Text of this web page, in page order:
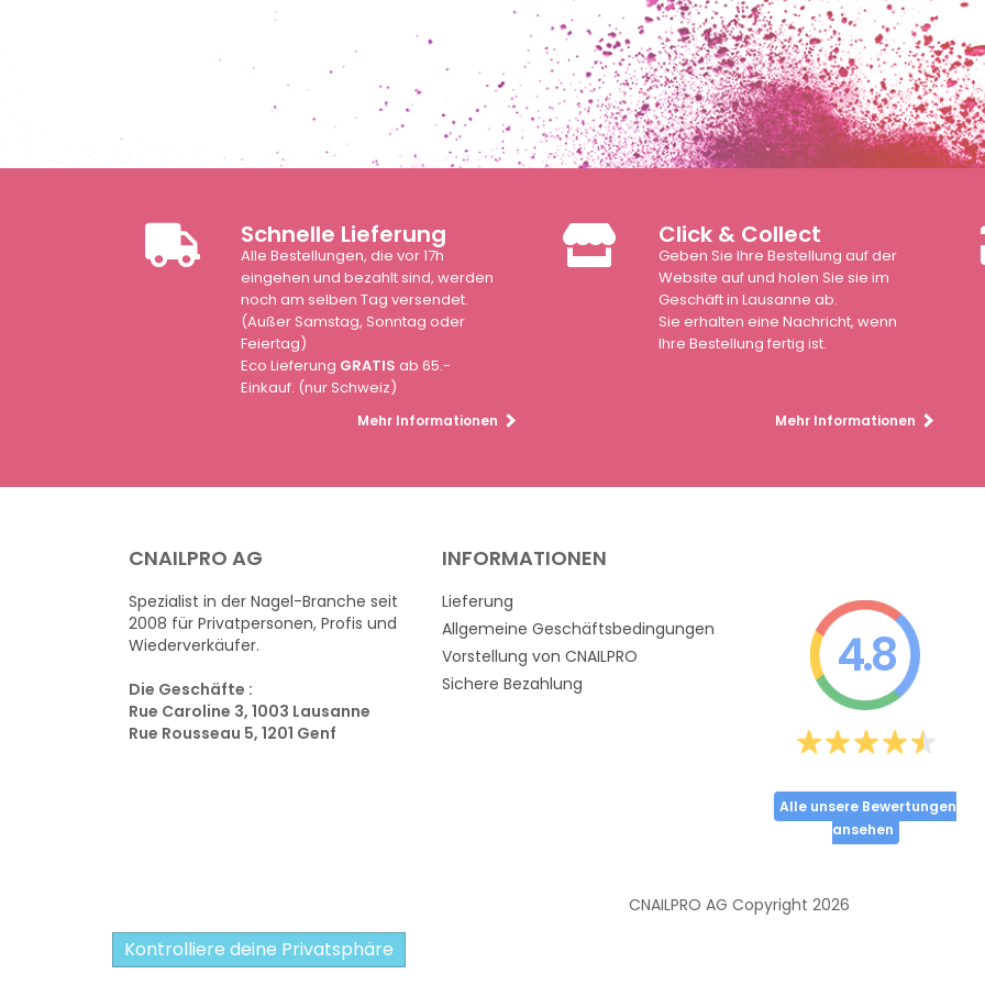
Schnelle Lieferung
Alle Bestellungen, die vor 17h
eingehen und bezahlt sind, werden
noch am selben Tag versendet.
(Außer Samstag, Sonntag oder
Feiertag)
Eco Lieferung GRATIS ab 65.-
Einkauf. (nur Schweiz)
Mehr Informationen
Click & Collect
Geben Sie Ihre Bestellung auf der
Website auf und holen Sie sie im
Geschäft in Lausanne ab.
Sie erhalten eine Nachricht, wenn
Ihre Bestellung fertig ist.
Mehr Informationen
CNAILPRO AG
Spezialist in der Nagel-Branche seit
2008 für Privatpersonen, Profis und
Wiederverkäufer.
Die Geschäfte :
Rue Caroline 3, 1003 Lausanne
Rue Rousseau 5, 1201 Genf
INFORMATIONEN
Lieferung
Allgemeine Geschäftsbedingungen
Vorstellung von CNAILPRO
Sichere Bezahlung
4.8
Alle unsere Bewertungen
ansehen
CNAILPRO AG Copyright 2026
Kontrolliere deine Privatsphäre